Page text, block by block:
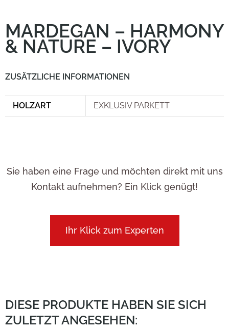
MARDEGAN – HARMONY
& NATURE – IVORY
ZUSÄTZLICHE INFORMATIONEN
HOLZART EXKLUSIV PARKETT
Sie haben eine Frage und möchten direkt mit uns
Kontakt aufnehmen? Ein Klick genügt!
Ihr Klick zum Experten
DIESE PRODUKTE HABEN SIE SICH
ZULETZT ANGESEHEN: